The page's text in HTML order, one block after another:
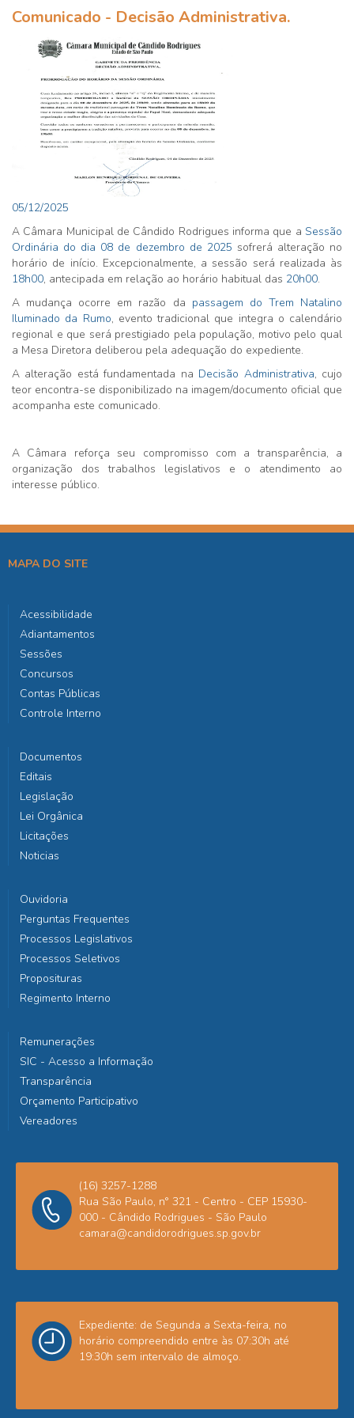
Comunicado - Decisão Administrativa.
05/12/2025
A Câmara Municipal de Cândido Rodrigues informa que a Sessão
Ordinária do dia 08 de dezembro de 2025 sofrerá alteração no
horário de início. Excepcionalmente, a sessão será realizada às
18h00, antecipada em relação ao horário habitual das 20h00.
A mudança ocorre em razão da passagem do Trem Natalino
Iluminado da Rumo, evento tradicional que integra o calendário
regional e que será prestigiado pela população, motivo pelo qual
a Mesa Diretora deliberou pela adequação do expediente.
A alteração está fundamentada na Decisão Administrativa, cujo
teor encontra-se disponibilizado na imagem/documento oficial que
acompanha este comunicado.
A Câmara reforça seu compromisso com a transparência, a
organização dos trabalhos legislativos e o atendimento ao
interesse público.
MAPA DO SITE
Acessibilidade
Adiantamentos
Sessões
Concursos
Contas Públicas
Controle Interno
Documentos
Editais
Legislação
Lei Orgânica
Licitações
Noticias
Ouvidoria
Perguntas Frequentes
Processos Legislativos
Processos Seletivos
Proposituras
Regimento Interno
Remunerações
SIC - Acesso a Informação
Transparência
Orçamento Participativo
Vereadores
(16) 3257-1288
Rua São Paulo, n° 321 - Centro - CEP 15930-
000 - Cândido Rodrigues - São Paulo
camara@candidorodrigues.sp.gov.br
Expediente: de Segunda a Sexta-feira, no
horário compreendido entre às 07:30h até
19:30h sem intervalo de almoço.